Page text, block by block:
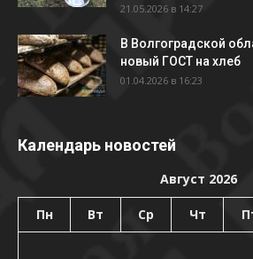
21.05.2026 в 14:27
В Волгоградской
новый ГОСТ на хлеб
01.04.2026 в 16:23
Календарь новостей
Август 2026
Пн Вт Ср Чт